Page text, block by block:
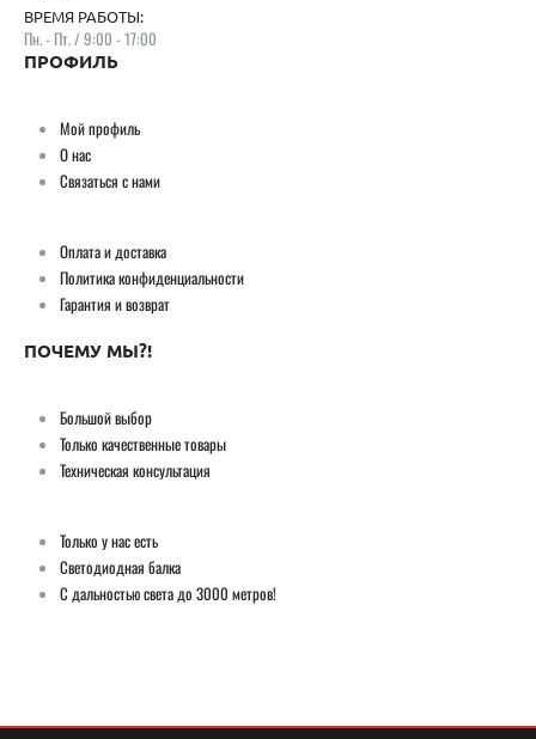
ВРЕМЯ РАБОТЫ:
Пн. - Пт. / 9:00 - 17:00
ПРОФИЛЬ
Мой профиль
О нас
Связаться с нами
Оплата и доставка
Политика конфиденциальности
Гарантия и возврат
ПОЧЕМУ МЫ?!
Большой выбор
Только качественные товары
Техническая консультация
Только у нас есть
Светодиодная балка
С дальностью света до 3000 метров!